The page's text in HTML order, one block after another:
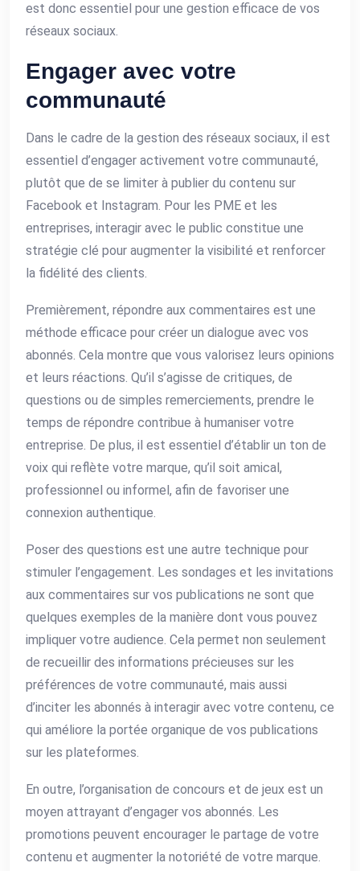
est donc essentiel pour une gestion efficace de vos
réseaux sociaux.
Engager avec votre
communauté
Dans le cadre de la gestion des réseaux sociaux, il est
essentiel d’engager activement votre communauté,
plutôt que de se limiter à publier du contenu sur
Facebook et Instagram. Pour les PME et les
entreprises, interagir avec le public constitue une
stratégie clé pour augmenter la visibilité et renforcer
la fidélité des clients.
Premièrement, répondre aux commentaires est une
méthode efficace pour créer un dialogue avec vos
abonnés. Cela montre que vous valorisez leurs opinions
et leurs réactions. Qu’il s’agisse de critiques, de
questions ou de simples remerciements, prendre le
temps de répondre contribue à humaniser votre
entreprise. De plus, il est essentiel d’établir un ton de
voix qui reflète votre marque, qu’il soit amical,
professionnel ou informel, afin de favoriser une
connexion authentique.
Poser des questions est une autre technique pour
stimuler l’engagement. Les sondages et les invitations
aux commentaires sur vos publications ne sont que
quelques exemples de la manière dont vous pouvez
impliquer votre audience. Cela permet non seulement
de recueillir des informations précieuses sur les
préférences de votre communauté, mais aussi
d’inciter les abonnés à interagir avec votre contenu, ce
qui améliore la portée organique de vos publications
sur les plateformes.
En outre, l’organisation de concours et de jeux est un
moyen attrayant d’engager vos abonnés. Les
promotions peuvent encourager le partage de votre
contenu et augmenter la notoriété de votre marque.